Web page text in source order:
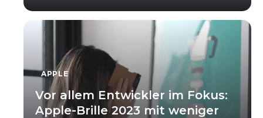
APPLE
Vor allem Entwickler im Fokus:
Apple-Brille 2023 mit weniger